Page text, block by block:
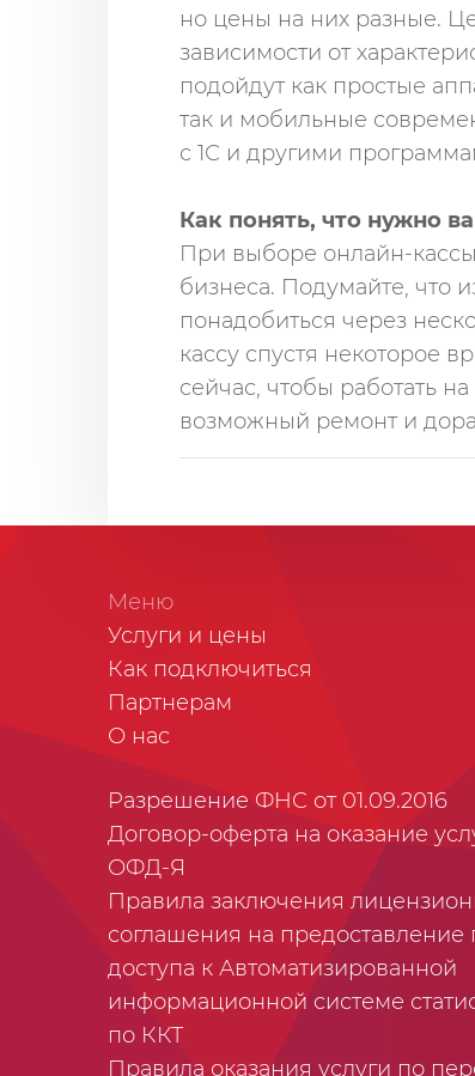
но цены на них разные.
зависимости от
подойдут как простые
так и мобильные
с 1С и другими
Как понять, что нужно
При выборе онлайн-
бизнеса. Подумайте, что
понадобиться через
кассу спустя некоторое
сейчас, чтобы работать
возможный ремонт и
Меню
Услуги и цены
Как подключиться
Партнерам
О нас
Разрешение ФНС от 01.09.2016
Договор-оферта на оказание
ОФД-Я
Правила заключения
соглашения на предоставление
доступа к Автоматизированной
информационной системе
по ККТ
Правила оказания услуги по